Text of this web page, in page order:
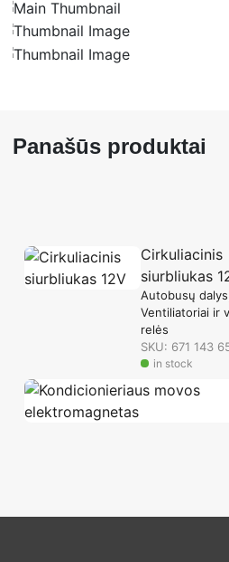
Panašūs produktai
Cirkuliacinis
siurbliukas
Autobusų dalys
Ventiliatoriai ir
relės
SKU: 671 143
in stock